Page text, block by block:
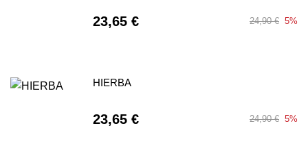
23,65 € 24,90 € 5%
HIERBA
23,65 € 24,90 € 5%